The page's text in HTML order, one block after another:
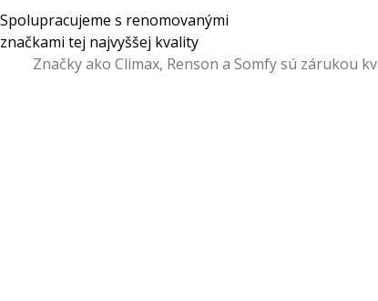
Spolupracujeme s renomovanými
značkami tej najvyššej kvality
Značky ako Climax, Renson a Somfy sú zárukou